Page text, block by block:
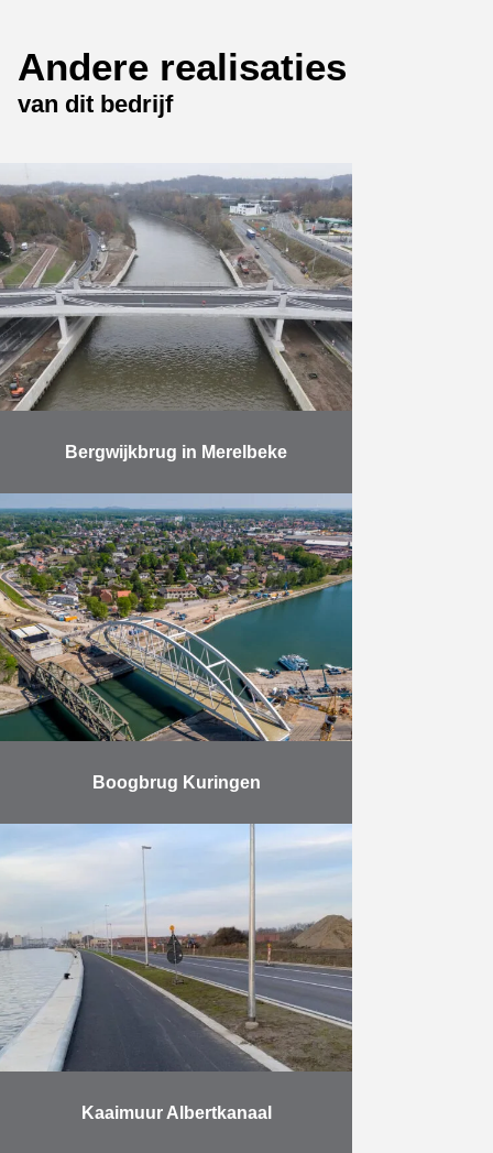
Andere realisaties
van dit bedrijf
Bergwijkbrug in Merelbeke
De 60 jaar oude Bergwijkbrug was
aan vervanging toe en voldeed niet
meer aan de vereisten voor de
passage van moderne schepen.
Franki Construct ontfermde …
Meer
Boogbrug Kuringen
In april van dit jaar werd de nieuwe
spoorbrug in Kuringen ingevaren.
Herbosch-Kiere was daarbij –
samen met Jan De Nul –
verantwoordelijk voor alle …
Meer
Kaaimuur Albertkanaal